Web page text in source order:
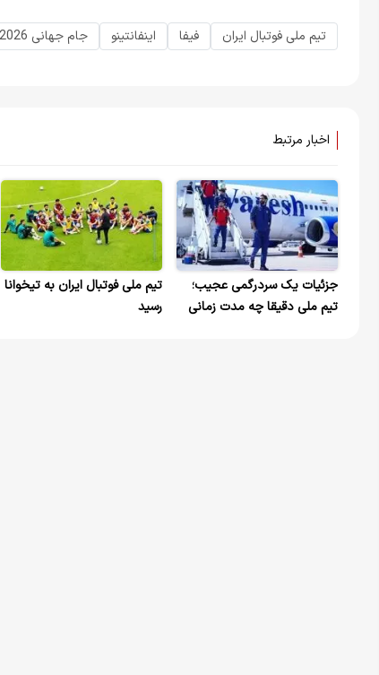
تیم ملی فوتبال ایران فیفا اینفانتینو جام جهانی 2026
اخبار مرتبط
جزئیات یک سردرگمی عجیب؛
تیم ملی دقیقا چه مدت زمانی
تیم ملی فوتبال ایران به تیخوانا
رسید